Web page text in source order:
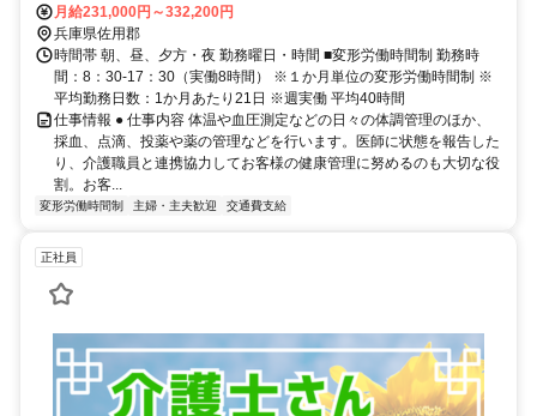
月給231,000円～332,200円
兵庫県佐用郡
時間帯 朝、昼、夕方・夜 勤務曜日・時間 ■変形労働時間制 勤務時
間：8：30-17：30（実働8時間） ※１か月単位の変形労働時間制 ※
平均勤務日数：1か月あたり21日 ※週実働 平均40時間
仕事情報 ● 仕事内容 体温や血圧測定などの日々の体調管理のほか、
採血、点滴、投薬や薬の管理などを行います。医師に状態を報告した
り、介護職員と連携協力してお客様の健康管理に努めるのも大切な役
割。お客...
変形労働時間制 主婦・主夫歓迎 交通費支給
正社員